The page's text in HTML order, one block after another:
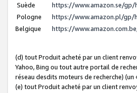
Suède
https://www.amazon.se/
Pologne
https://www.amazon.pl/gp/
Belgique
https://
(d) tout Produit acheté par un client
Yahoo, Bing ou tout autre portail de
réseau desdits moteurs de recherche) (un
(e) tout Produit acheté par un client